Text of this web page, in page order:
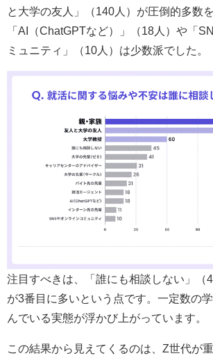
と大学の友人」（140人）が圧倒的多数を
「AI（ChatGPTなど）」（18人）や「
ミュニティ」（10人）は少数派でした。
注目すべきは、「誰にも相談しない」（
が3番目に多いという点です。一定数の
んでいる実態が浮かび上がっています。
この結果から見えてくるのは、Z世代が